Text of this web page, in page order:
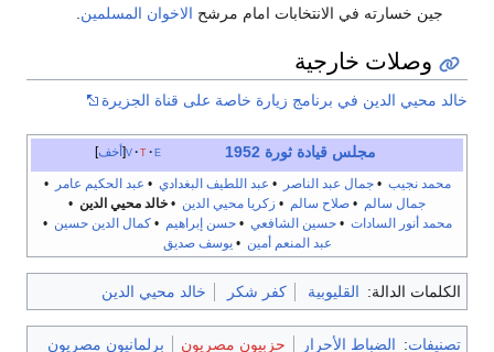
جين خسارته في الانتخابات امام مرشح الاخوان المسلمين.
وصلات خارجية
خالد محيي الدين في برنامج زيارة خاصة على قناة الجزيرة
أخف v t e مجلس قيادة ثورة 1952
محمد نجيب •جمال عبد الناصر • عبد اللطيف البغدادي • عبد الحكيم عامر
•
جمال سالم • صلاح سالم • زكريا محيي الدين • خالد محيي الدين •
محمد أنور السادات •حسين الشافعي •حسن إبراهيم •كمال الدين حسين •
عبد المنعم أمين •يوسف صديق
الكلمات الدالة: القليوبية كفر شكر خالد محيي الدين
تصنيفات: الضباط الأحرار حزبيون مصريون
برلمانيون مصريون